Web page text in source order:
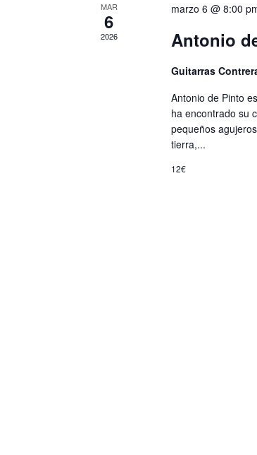
MAR
6
2026
marzo 6 @ 8:00
Antonio
Guitarras
Antonio de Pinto
ha encontrado su
pequeños
tierra,...
12€